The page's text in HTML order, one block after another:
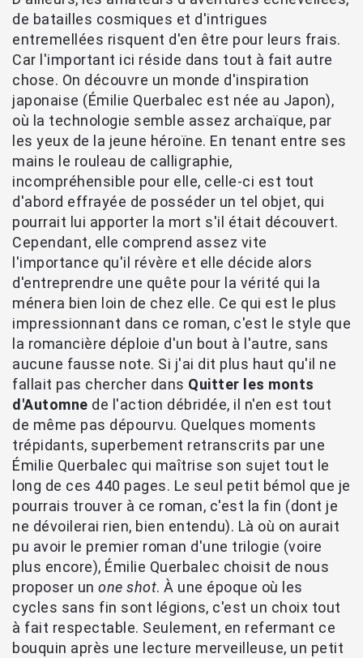
de batailles cosmiques et d'intrigues
entremellées risquent d'en être pour leurs frais.
Car l'important ici réside dans tout à fait autre
chose. On découvre un monde d'inspiration
japonaise (Émilie Querbalec est née au Japon),
où la technologie semble assez archaïque, par
les yeux de la jeune héroïne. En tenant entre ses
mains le rouleau de calligraphie,
incompréhensible pour elle, celle-ci est tout
d'abord effrayée de posséder un tel objet, qui
pourrait lui apporter la mort s'il était découvert.
Cependant, elle comprend assez vite
l'importance qu'il révère et elle décide alors
d'entreprendre une quête pour la vérité qui la
ménera bien loin de chez elle. Ce qui est le plus
impressionnant dans ce roman, c'est le style que
la romancière déploie d'un bout à l'autre, sans
aucune fausse note. Si j'ai dit plus haut qu'il ne
fallait pas chercher dans Quitter les monts
d'Automne de l'action débridée, il n'en est tout
de même pas dépourvu. Quelques moments
trépidants, superbement retranscrits par une
Émilie Querbalec qui maîtrise son sujet tout le
long de ces 440 pages. Le seul petit bémol que je
pourrais trouver à ce roman, c'est la fin (dont je
ne dévoilerai rien, bien entendu). Là où on aurait
pu avoir le premier roman d'une trilogie (voire
plus encore), Émilie Querbalec choisit de nous
proposer un one shot. À une époque où les
cycles sans fin sont légions, c'est un choix tout
à fait respectable. Seulement, en refermant ce
bouquin après une lecture merveilleuse, un petit